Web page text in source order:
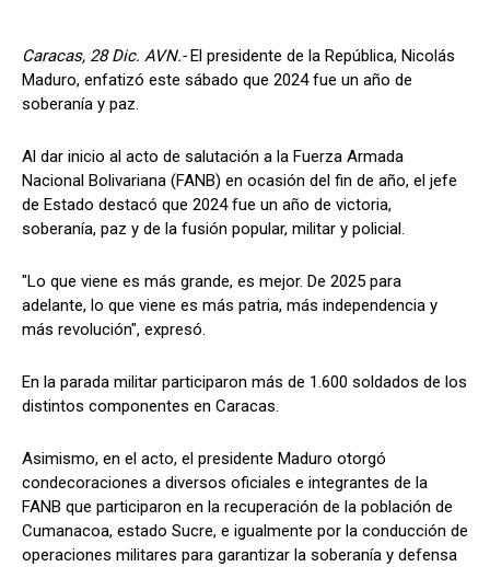
Caracas, 28 Dic. AVN.-El presidente de la República, Nicolás
Maduro, enfatizó este sábado que 2024 fue un año de
soberanía y paz.
Al dar inicio al acto de salutación a la Fuerza Armada
Nacional Bolivariana (FANB) en ocasión del fin de año, el jefe
de Estado destacó que 2024 fue un año de victoria,
soberanía, paz y de la fusión popular, militar y policial.
"Lo que viene es más grande, es mejor. De 2025 para
adelante, lo que viene es más patria, más independencia y
más revolución", expresó.
En la parada militar participaron más de 1.600 soldados de los
distintos componentes en Caracas.
Asimismo, en el acto, el presidente Maduro otorgó
condecoraciones a diversos oficiales e integrantes de la
FANB que participaron en la recuperación de la población de
Cumanacoa, estado Sucre, e igualmente por la conducción de
operaciones militares para garantizar la soberanía y defensa